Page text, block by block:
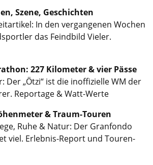
Szene, Geschichten
In den vergangenen Wochen
das Feindbild Vieler.
227 Kilometer & vier Pässe
Der „Ötzi“ ist die inoffizielle WM der
Reportage & Watt-Werte
& Traum-Touren
Ruhe & Natur: Der Granfondo
viel. Erlebnis-Report und Touren-